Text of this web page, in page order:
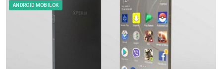
ANDROID MOBILOK